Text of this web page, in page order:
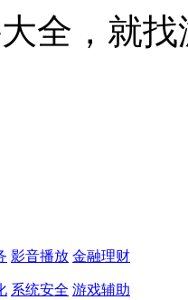
全，就
影音播放 金融理财
系统安全 游戏辅助